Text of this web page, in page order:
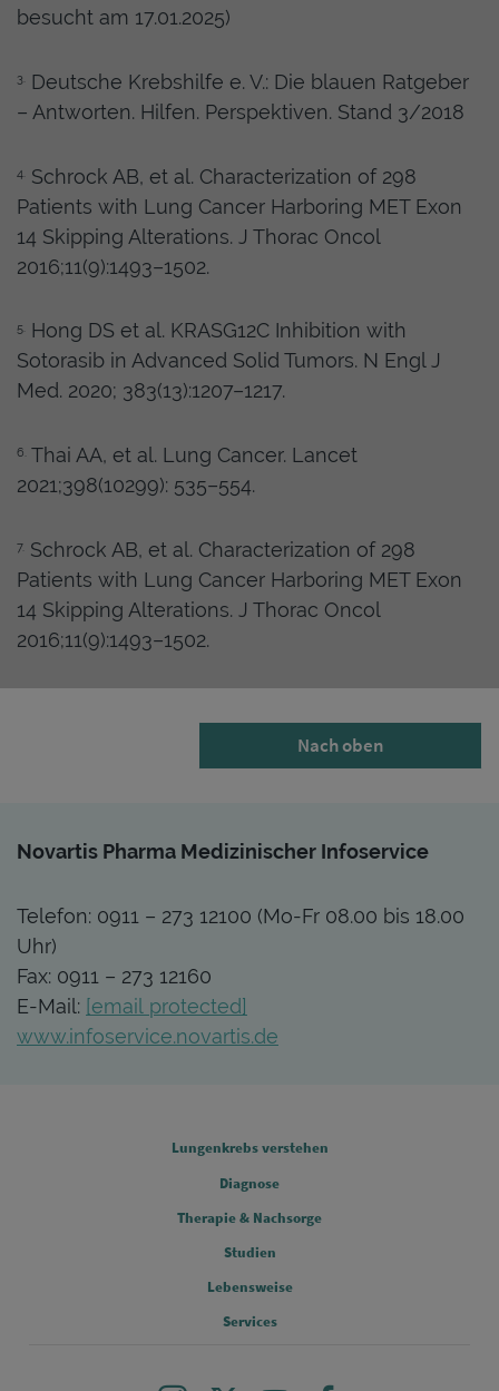
besucht am 17.01.2025)
3.
Deutsche Krebshilfe e. V.: Die blauen Ratgeber
– Antworten. Hilfen. Perspektiven. Stand 3/2018
4.
Schrock AB, et al. Characterization of 298
Patients with Lung Cancer Harboring MET Exon
14 Skipping Alterations. J Thorac Oncol
2016;11(9):1493–1502.
5.
Hong DS et al. KRASG12C Inhibition with
Sotorasib in Advanced Solid Tumors. N Engl J
Med. 2020; 383(13):1207–1217.
6. Thai AA, et al. Lung Cancer. Lancet
2021;398(10299): 535–554.
7. Schrock AB, et al. Characterization of 298
Patients with Lung Cancer Harboring MET Exon
14 Skipping Alterations. J Thorac Oncol
2016;11(9):1493–1502.
Nach oben
Novartis Pharma Medizinischer Infoservice
Telefon: 0911 – 273 12100 (Mo-Fr 08.00 bis 18.00
Uhr)
Fax: 0911 – 273 12160
E-Mail: [email protected]
www.infoservice.novartis.de
Lungenkrebs verstehen
Diagnose
Therapie & Nachsorge
Studien
Lebensweise
Services